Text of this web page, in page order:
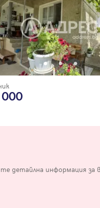
детайлна информация за